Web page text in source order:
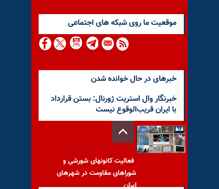
موقعيت ما روى شبكه هاى اجتماعى
خبرهای در حال خوانده شدن
خبرنگار وال استریت ژورنال: بستن قرارداد
با ایران قریب‌الوقوع نیست
فعالیت کانونهای شورشی و
شوراهای مقاومت در شهرهای
ایران